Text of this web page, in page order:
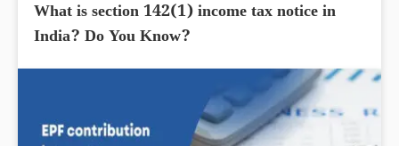
What is section 142(1) income tax notice in
India? Do You Know?